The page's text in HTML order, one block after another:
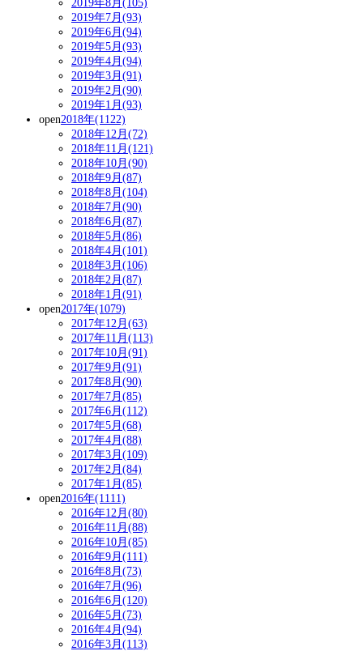
2019年8月(105)
2019年7月(93)
2019年6月(94)
2019年5月(93)
2019年4月(94)
2019年3月(91)
2019年2月(90)
2019年1月(93)
open2018年(1122)
2018年12月(72)
2018年11月(121)
2018年10月(90)
2018年9月(87)
2018年8月(104)
2018年7月(90)
2018年6月(87)
2018年5月(86)
2018年4月(101)
2018年3月(106)
2018年2月(87)
2018年1月(91)
open2017年(1079)
2017年12月(63)
2017年11月(113)
2017年10月(91)
2017年9月(91)
2017年8月(90)
2017年7月(85)
2017年6月(112)
2017年5月(68)
2017年4月(88)
2017年3月(109)
2017年2月(84)
2017年1月(85)
open2016年(1111)
2016年12月(80)
2016年11月(88)
2016年10月(85)
2016年9月(111)
2016年8月(73)
2016年7月(96)
2016年6月(120)
2016年5月(73)
2016年4月(94)
2016年3月(113)